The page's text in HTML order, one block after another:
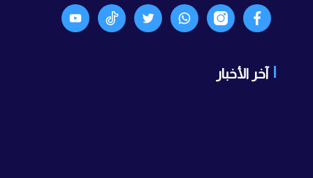
Facebookانستجرامواتساب TikTok
Youtyube
آخر الأخبار